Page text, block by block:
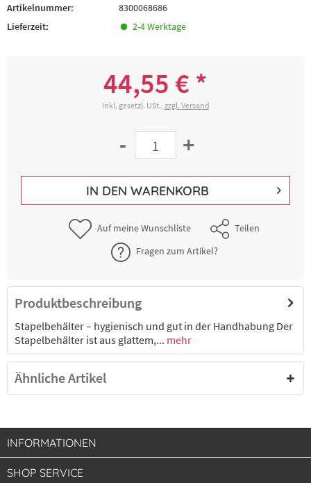
Artikelnummer:
8300068686
Lieferzeit:
2-4 Werktage
44,55 € *
Inkl. gesetzl. USt., zzgl. Versand
- +
IN DEN WARENKORB
Auf meine Wunschliste
Teilen
Fragen zum Artikel?
Produktbeschreibung
Stapelbehälter – hygienisch und gut in der Handhabung Der
Stapelbehälter ist aus glattem,... mehr
Ähnliche Artikel
INFORMATIONEN
SHOP SERVICE